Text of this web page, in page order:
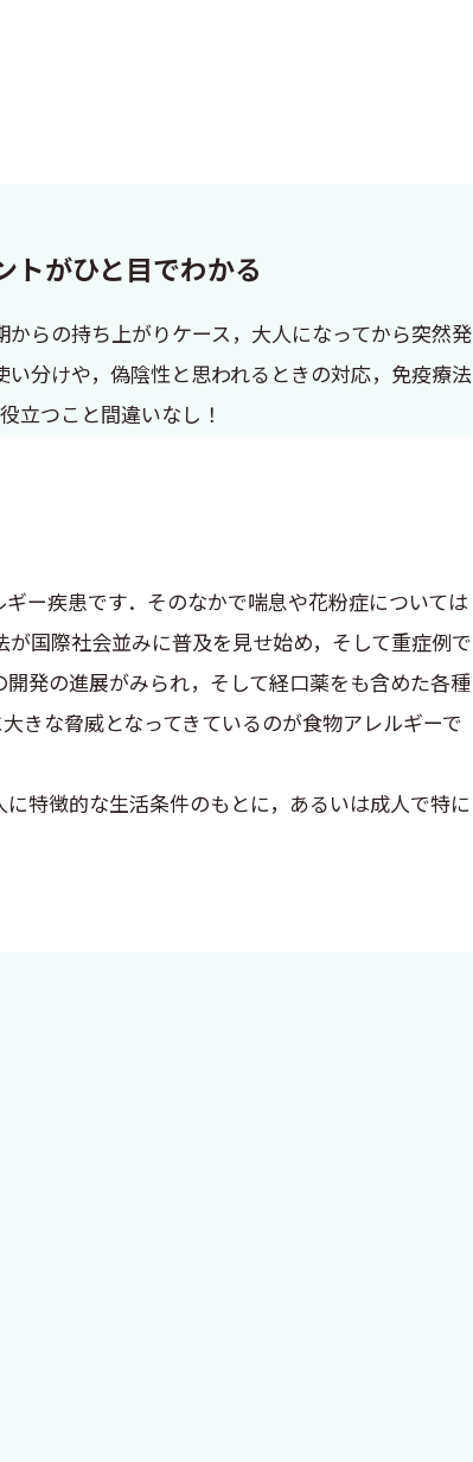
トがひと目でわかる
らの持ち上がりケース，大人になってから突然発
分けや，偽陰性と思われるときの対応，免疫療法
立つこと間違いなし！
ー疾患です．そのなかで喘息や花粉症については
国際社会並みに普及を見せ始め，そして重症例で
発の進展がみられ，そして経口薬をも含めた各種
きな脅威となってきているのが食物アレルギーで
特徴的な生活条件のもとに，あるいは成人で特に
結果から，不適切な回避指導が行われていること
加することが予期される状況のなか，必須の急務
させる目的において，軽量でコンパクトな，そし
す．